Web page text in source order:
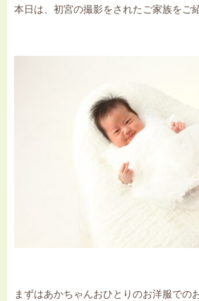
本日は、初宮の撮影をされたご家族をご
まずはあかちゃんおひとりのお洋服での